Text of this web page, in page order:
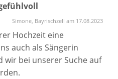
gefühlt. Sie hat
Trauung geachtet,
mit ihr waren immer
der
machte uns mit ihren
ankommt- auch für
Simone, Bayrischzell am 17.08.2023
Hochzeit eine
auch als Sängerin
wir bei unserer Suche auf